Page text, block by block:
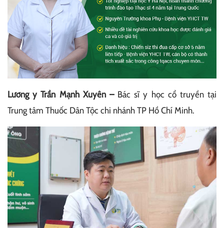
Lương y Trần Mạnh Xuyên – Bác sĩ y học cổ truyền tại
Trung tâm Thuốc Dân Tộc chi nhánh TP Hồ Chí Minh.